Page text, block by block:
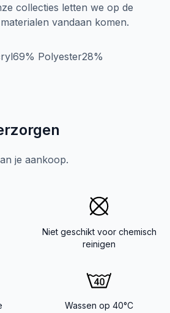
collecties letten we op de
vandaan komen.
Polyester28%
je aankoop.
Niet geschikt voor chemisch
reinigen
Wassen op 40°C